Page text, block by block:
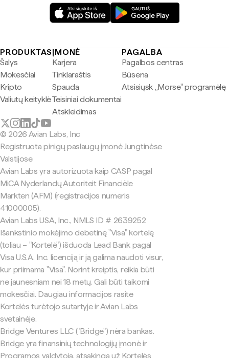
PRODUKTAS
Šalys
Mokesčiai
Kripto
Valiutų keityklė
ĮMONĖ
Karjera
Tinklaraštis
Spauda
Teisiniai dokumentai
Atskleidimas
PAGALBA
Pagalbos centras
Būsena
Atsisiųsk „Morse" programėlę
© 2026 Avian Labs, Inc
Registruota pinigų paslaugų įmonė Jungtinėse
Valstijose
Avian Labs yra autorizuota kaip CASP pagal
MiCA Nyderlandų Autoriteit Financiële
Markten (AFM) (registracijos numeris
41000005).
Avian Labs USA, Inc., NMLS ID # 2639252
Išankstinio mokėjimo debetinę "Visa" kortelę
(toliau – "Kortelė") išduoda Lead Bank pagal
Visa U.S.A. Inc. licenciją ir ją galima naudoti visur,
kur priimama "Visa". Norint kreiptis, reikia būti
ne jaunesniam nei 18 metų. Gali būti taikomi
mokesčiai. Daugiau informacijos rasite
Kortelės turėtojo sutartyje ir Avian Labs
svetainėje.
Bridge Ventures LLC ("Bridge") nėra bankas.
Bridge yra finansinių technologijų įmonė ir
Programos valdytoja, atsakinga už Kortelės